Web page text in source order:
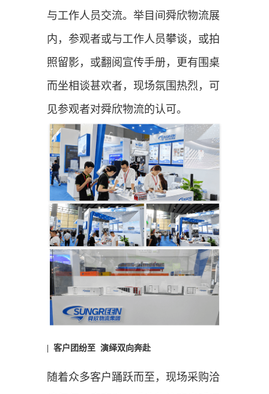
与工作人员交流。举目间舜欣物流展
内，参观者或与工作人员攀谈，或拍
照留影，或翻阅宣传手册，更有围桌
而坐相谈甚欢者，现场氛围热烈，可
见参观者对舜欣物流的认可。
| 客户团纷至 演绎双向奔赴
随着众多客户踊跃而至，现场采购洽